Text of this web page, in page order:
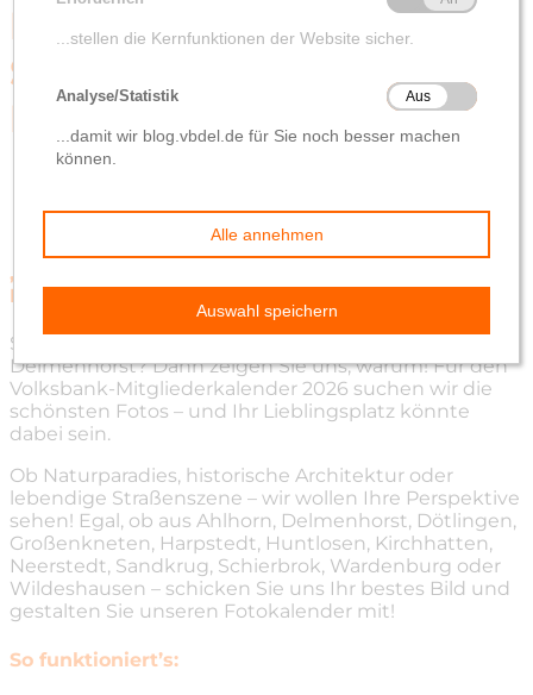
Fotowettbewerb: Zeigen
Sie uns Ihren
Lieblingsplatz!
„Das schönste Bild aus der Region Oldenburg-
Land und Delmenhorst“
Sie lieben die Region Oldenburg-Land und
Delmenhorst? Dann zeigen Sie uns, warum! Für den
Volksbank-Mitgliederkalender 2026 suchen wir die
schönsten Fotos – und Ihr Lieblingsplatz könnte
dabei sein.
Ob Naturparadies, historische Architektur oder
lebendige Straßenszene – wir wollen Ihre Perspektive
sehen! Egal, ob aus Ahlhorn, Delmenhorst, Dötlingen,
Großenkneten, Harpstedt, Huntlosen, Kirchhatten,
Neerstedt, Sandkrug, Schierbrok, Wardenburg oder
Wildeshausen – schicken Sie uns Ihr bestes Bild und
gestalten Sie unseren Fotokalender mit!
So funktioniert’s: